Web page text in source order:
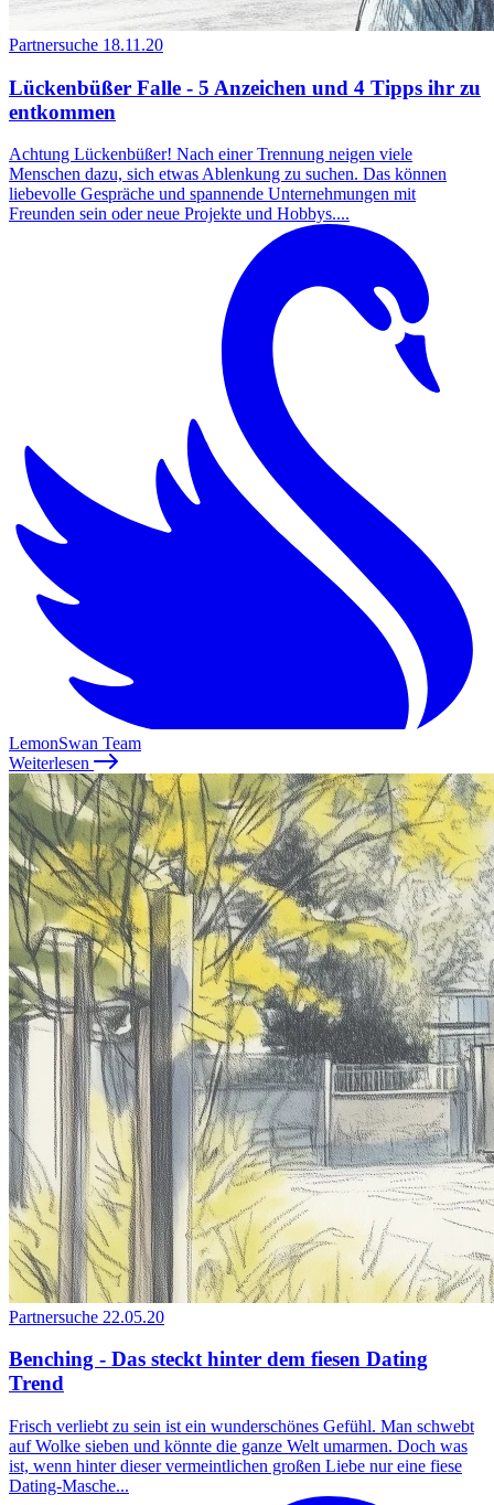
Partnersuche 18.11.20
Lückenbüßer Falle - 5 Anzeichen und 4 Tipps ihr zu
entkommen
Achtung Lückenbüßer! Nach einer Trennung neigen viele
Menschen dazu, sich etwas Ablenkung zu suchen. Das können
liebevolle Gespräche und spannende Unternehmungen mit
Freunden sein oder neue Projekte und Hobbys....
LemonSwan Team
Weiterlesen
Partnersuche 22.05.20
Benching - Das steckt hinter dem fiesen Dating
Trend
Frisch verliebt zu sein ist ein wunderschönes Gefühl. Man schwebt
auf Wolke sieben und könnte die ganze Welt umarmen. Doch was
ist, wenn hinter dieser vermeintlichen großen Liebe nur eine fiese
Dating-Masche...